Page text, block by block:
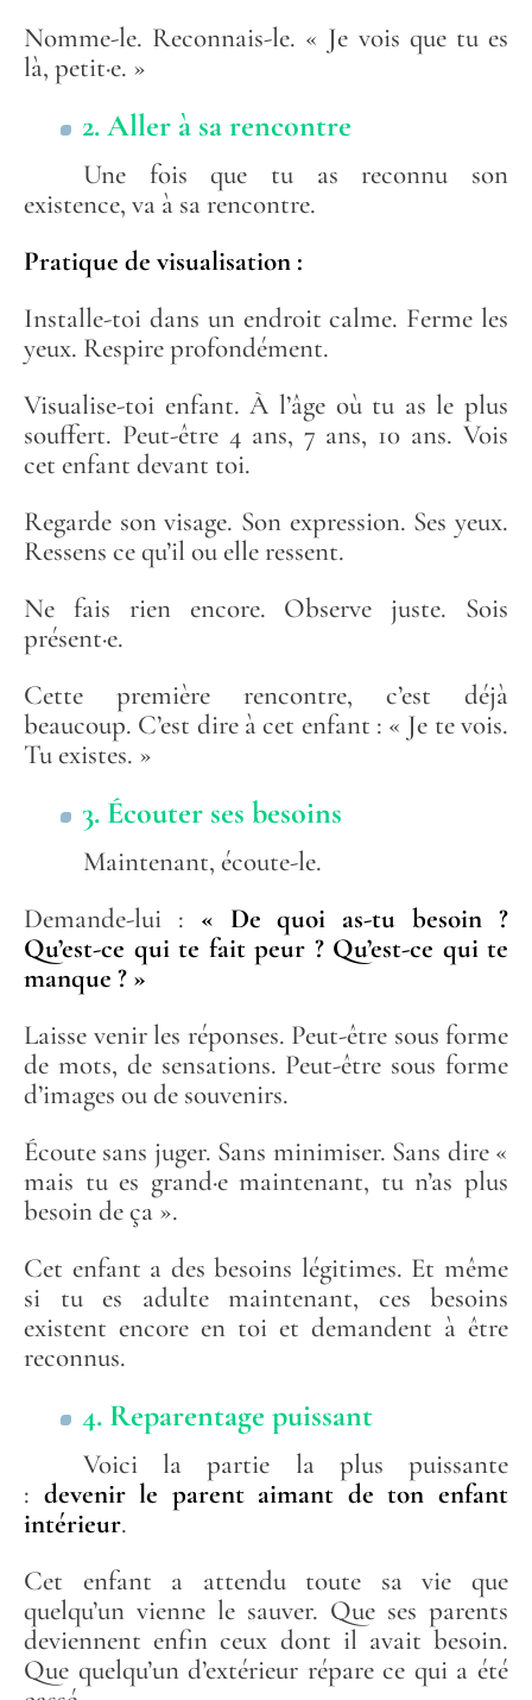
Nomme-le. Reconnais-le. « Je vois que tu es
là, petit·e. »
2. Aller à sa rencontre
Une fois que tu as reconnu son
existence, va à sa rencontre.
Pratique de visualisation :
Installe-toi dans un endroit calme. Ferme les
yeux. Respire profondément.
Visualise-toi enfant. À l’âge où tu as le plus
souffert. Peut-être 4 ans, 7 ans, 10 ans. Vois
cet enfant devant toi.
Regarde son visage. Son expression. Ses yeux.
Ressens ce qu’il ou elle ressent.
Ne fais rien encore. Observe juste. Sois
présent·e.
Cette première rencontre, c’est déjà
beaucoup. C’est dire à cet enfant : « Je te vois.
Tu existes. »
3. Écouter ses besoins
Maintenant, écoute-le.
Demande-lui : « De quoi as-tu besoin ?
Qu’est-ce qui te fait peur ? Qu’est-ce qui te
manque ? »
Laisse venir les réponses. Peut-être sous forme
de mots, de sensations. Peut-être sous forme
d’images ou de souvenirs.
Écoute sans juger. Sans minimiser. Sans dire «
mais tu es grand·e maintenant, tu n’as plus
besoin de ça ».
Cet enfant a des besoins légitimes. Et même
si tu es adulte maintenant, ces besoins
existent encore en toi et demandent à être
reconnus.
4. Reparentage puissant
Voici la partie la plus puissante
: devenir le parent aimant de ton enfant
intérieur.
Cet enfant a attendu toute sa vie que
quelqu’un vienne le sauver. Que ses parents
deviennent enfin ceux dont il avait besoin.
Que quelqu’un d’extérieur répare ce qui a été